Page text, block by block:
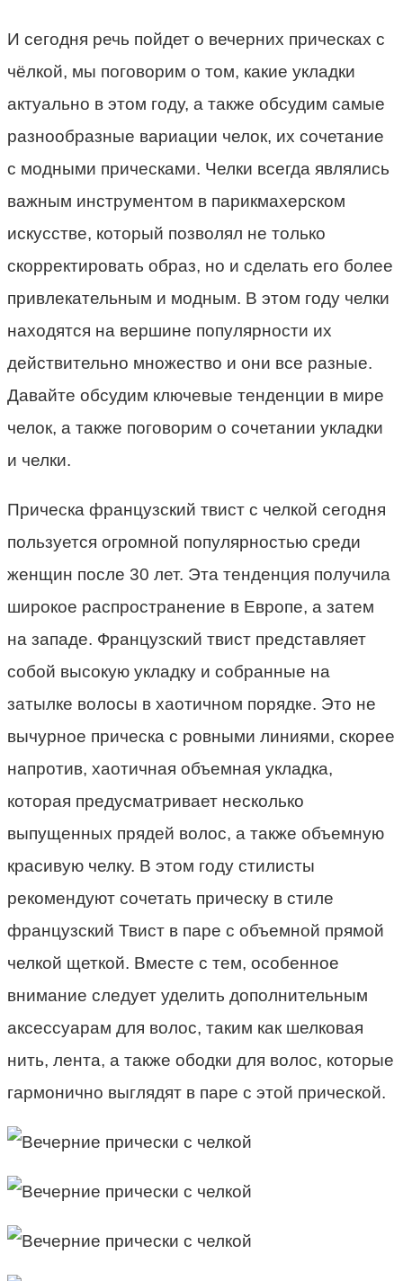
И сегодня речь пойдет о вечерних прическах с
чёлкой, мы поговорим о том, какие укладки
актуально в этом году, а также обсудим самые
разнообразные вариации челок, их сочетание
с модными прическами. Челки всегда являлись
важным инструментом в парикмахерском
искусстве, который позволял не только
скорректировать образ, но и сделать его более
привлекательным и модным. В этом году челки
находятся на вершине популярности их
действительно множество и они все разные.
Давайте обсудим ключевые тенденции в мире
челок, а также поговорим о сочетании укладки
и челки.
Прическа французский твист с челкой сегодня
пользуется огромной популярностью среди
женщин после 30 лет. Эта тенденция получила
широкое распространение в Европе, а затем
на западе. Французский твист представляет
собой высокую укладку и собранные на
затылке волосы в хаотичном порядке. Это не
вычурное прическа с ровными линиями, скорее
напротив, хаотичная объемная укладка,
которая предусматривает несколько
выпущенных прядей волос, а также объемную
красивую челку. В этом году стилисты
рекомендуют сочетать прическу в стиле
французский Твист в паре с объемной прямой
челкой щеткой. Вместе с тем, особенное
внимание следует уделить дополнительным
аксессуарам для волос, таким как шелковая
нить, лента, а также ободки для волос, которые
гармонично выглядят в паре с этой прической.